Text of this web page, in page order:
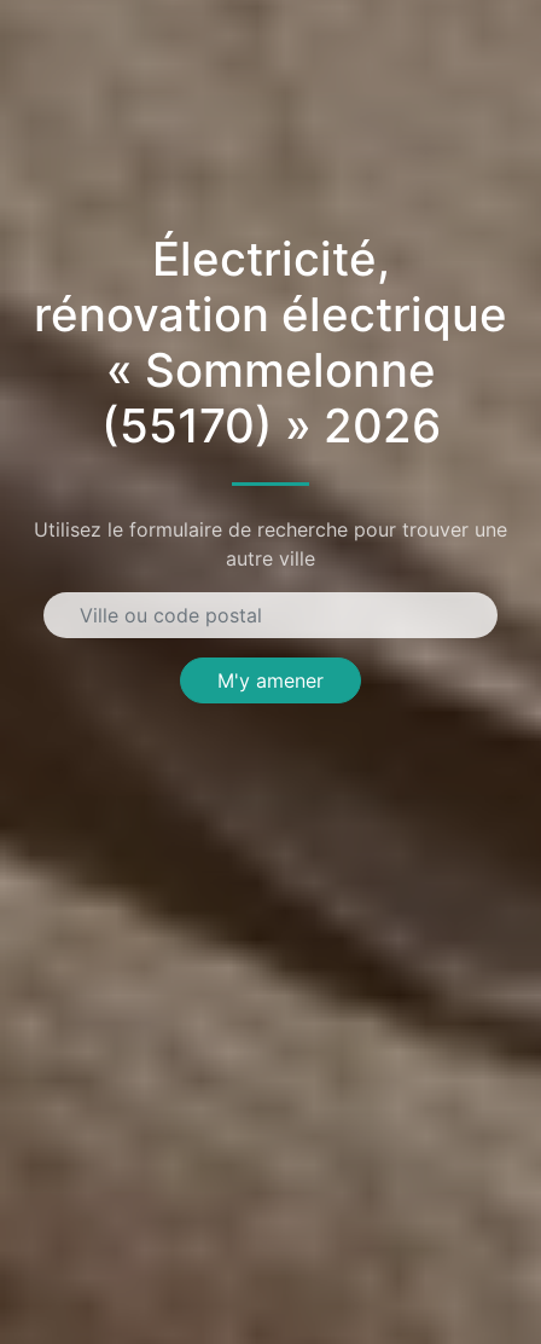
Électricité,
rénovation électrique
« Sommelonne
(55170) » 2026
Utilisez le formulaire de recherche pour trouver une
autre ville
M'y amener